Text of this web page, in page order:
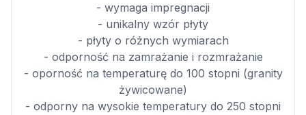
- wymaga impregnacji
- unikalny wzór płyty
- płyty o różnych wymiarach
- odporność na zamrażanie i rozmrażanie
- oporność na temperaturę do 100 stopni (granity
żywicowane)
- odporny na wysokie temperatury do 250 stopni